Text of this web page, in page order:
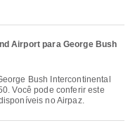
Airport para George Bush
Você pode conferir este
no Airpaz.